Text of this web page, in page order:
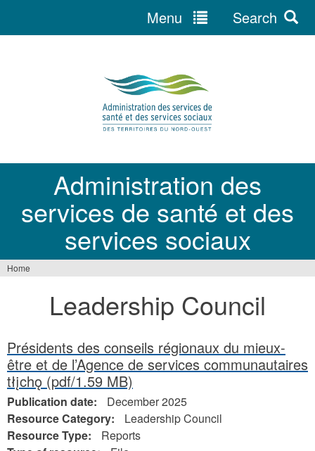
Administration des
services de santé et des
services sociaux
Menu Search
Home
Leadership Council
Présidents des conseils régionaux du mieux-
être et de l’Agence de services communautaires
tłįchǫ (pdf/1.59 MB)
Publication date:
December 2025
Resource Category:
Leadership Council
Resource Type:
Reports